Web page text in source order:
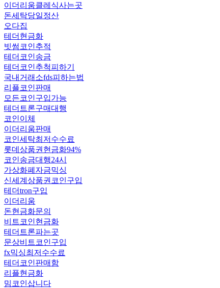
이더리움클레식사는곳
돈세탁당일정산
오다집
테더현금화
빗썸코인추적
테더코인송금
테더코인추척피하기
국내거래소fds피하는법
리플코인판매
모든코인구입가능
테더트론구매대행
코인이체
이더리움판매
코인세탁최저수수료
롯데상품권현금화94%
코인송금대행24시
가상화폐자금믹싱
신세계상품권코인구입
테더tron구입
이더리움
돈현금화문의
비트코인현금화
테더트론파는곳
문상비트코인구입
fx믹싱최저수수료
테더코인판매함
리플현금화
밈코인삽니다